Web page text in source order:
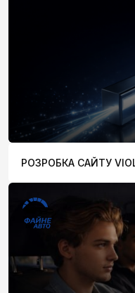
РОЗРОБКА САЙТУ